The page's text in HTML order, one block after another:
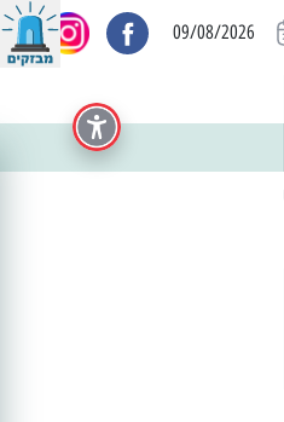
09/08/2026